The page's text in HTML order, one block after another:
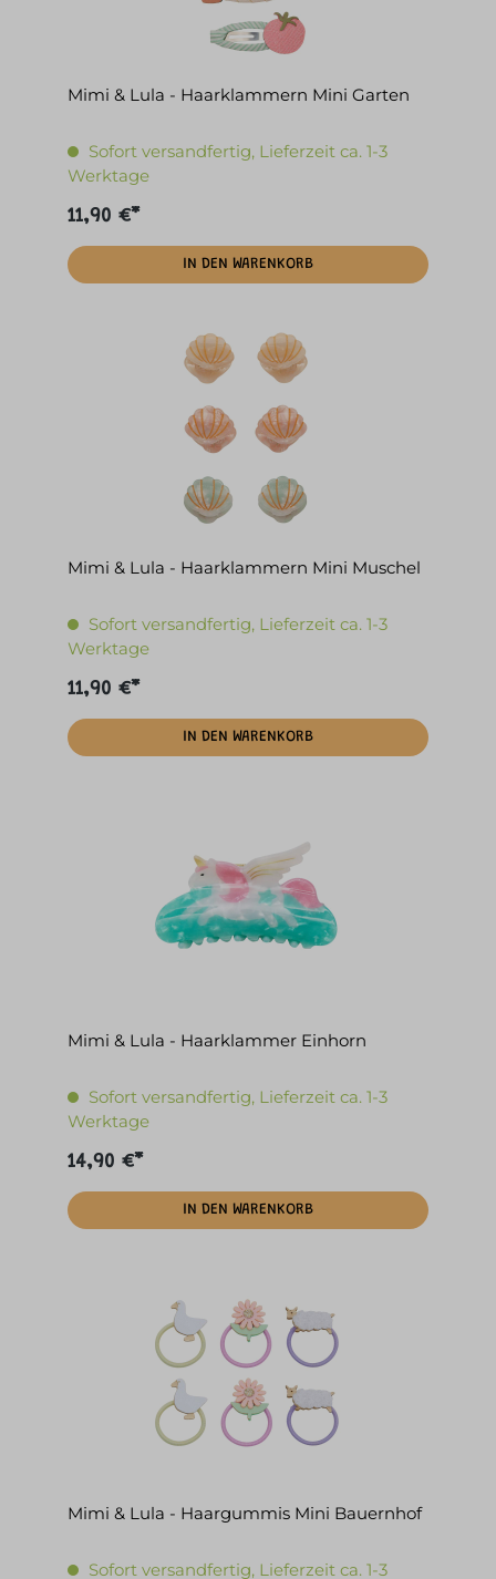
Mimi & Lula - Haarklammern Mini Garten
Sofort versandfertig, Lieferzeit ca. 1-3
Werktage
11,90 €*
IN DEN WARENKORB
Mimi & Lula - Haarklammern Mini Muschel
Sofort versandfertig, Lieferzeit ca. 1-3
Werktage
11,90 €*
IN DEN WARENKORB
Mimi & Lula - Haarklammer Einhorn
Sofort versandfertig, Lieferzeit ca. 1-3
Werktage
14,90 €*
IN DEN WARENKORB
Mimi & Lula - Haargummis Mini Bauernhof
Sofort versandfertig, Lieferzeit ca. 1-3